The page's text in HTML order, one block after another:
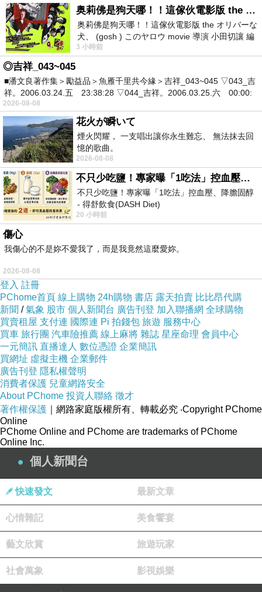
奥莉佛是狗天哪！！這傢伙電影版 the オリバーな犬、 (gosh ) このヤロウ movie
奥莉佛是狗天哪！！這傢伙電影版 the オリバーな
犬、 (gosh ) このヤロウ movie 導演 小田切讓 編
劇: 小田切讓 主演: 小田切讓
3 小時前
◎吉祥_043~045
■潘文良著作集＞勵益品＞魚雁千里共今緣＞吉祥_043~045 ▽043_吉
祥。2006.03.24.五 23:38:28 ▽044_吉祥。2006.03.25.六 00:00:
2026-08-08
花火が瞬いて
煙火閃耀， 一支唱出讓你永生難忘、 無法抹去回
憶的歌曲。
2026-08-08
不只少吃鹽！專家曝「1吃法」控血壓、降膽固醇 - 得舒飲食(DASH Diet)
不只少吃鹽！專家曝「1吃法」控血壓、降膽固醇
- 得舒飲食(DASH Diet)
https://www.facebook.com/dietitiansophia/
20 小時前
傷心
我傷心的不是妳不愛我了，而是我竟然這麼愛妳。
2026-08-08
登入 註冊
PChome首頁 線上購物 24h購物 書店 露天拍賣 比比昂代購
新聞 /氣象 股市 個人新聞台 廣告刊登 加入聯播網 全球購物
買賣租屋 支付連 國際連 Pi 拍錢包 旅遊 服務中心
買車 旅行團 汽車險推薦 線上麻將 雜誌 星座命理 會員中心
一元簡訊 直播達人 數位憑證 企業簡訊
買網址 虛擬主機 企業郵件
廣告刊登 隱私權聲明
消費者保護 兒童網路安全
About PChome 投資人聯絡 徵才
著作權保護 ｜網路家庭版權所有、轉載必究 ‧Copyright PChome
Online
PChome Online and PChome are trademarks of PChome
Online Inc.
個人新聞台
快速發文 最新文章
心情雜記 美食饗宴
藝文欣賞 旅遊玩家
社會萬象 影視娛樂